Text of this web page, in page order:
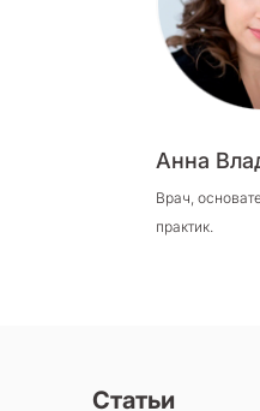
Анна
Врач,
практик.
Статьи